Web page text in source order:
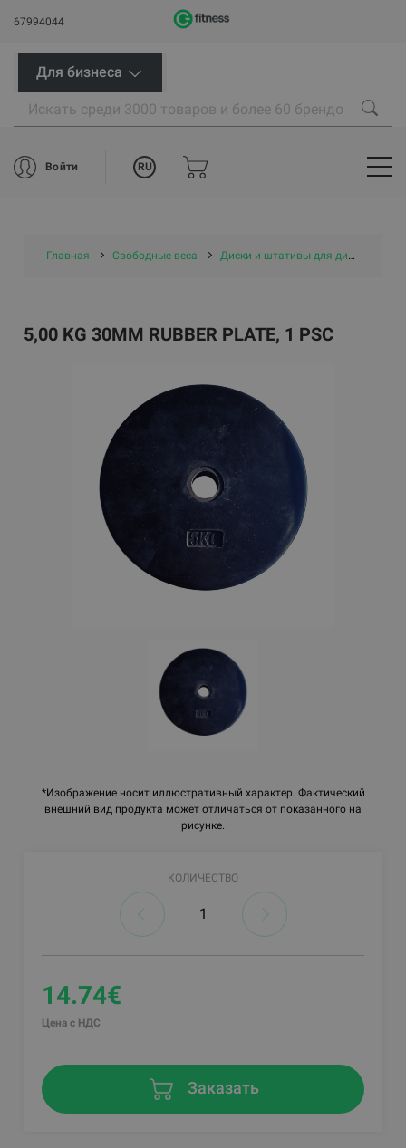
67994044
Для бизнеса
Войти RU
Главная Свободные веса Диски и штативы для дисков
*Изображение носит иллюстративный характер. Фактический
внешний вид продукта может отличаться от показанного на
рисунке.
5,00 KG 30MM RUBBER PLATE, 1 PSC
КОЛИЧЕСТВО
14.74€
Цена с НДС
Заказать